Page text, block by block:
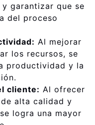
garantizar que se
del proceso
Al mejorar
los recursos, se
productividad y la
cliente: Al ofrecer
alta calidad y
logra una mayor